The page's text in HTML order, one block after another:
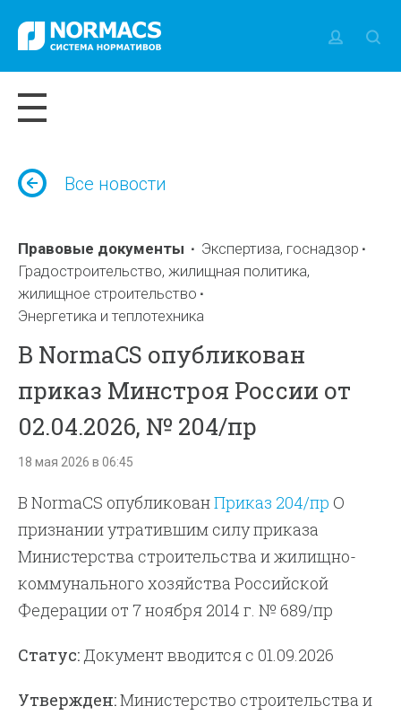
Все новости
Правовые документы
Экспертиза, госнадзор
Градостроительство, жилищная политика,
жилищное строительство
Энергетика и теплотехника
В NormaCS опубликован
приказ Минстроя России от
02.04.2026, № 204/пр
18 мая 2026 в 06:45
В NormaCS опубликованПриказ 204/пр О
признании утратившим силу приказа
Министерства строительства и жилищно-
коммунального хозяйства Российской
Федерации от 7 ноября 2014 г. № 689/пр
Статус: Документ вводится с 01.09.2026
Утвержден:Министерство строительства и